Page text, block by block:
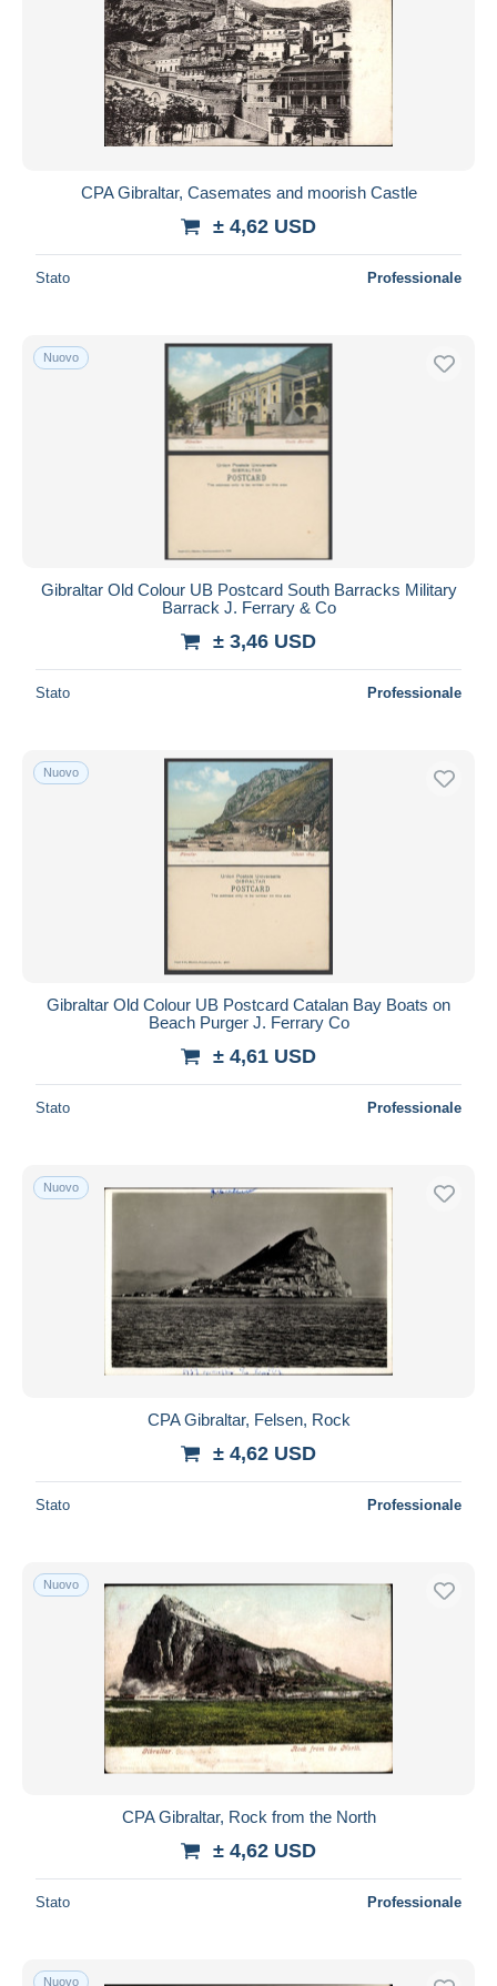
CPA Gibraltar, Casemates and moorish Castle
± 4,62 USD
Stato Professionale
Nuovo
Gibraltar Old Colour UB Postcard South Barracks Military
Barrack J. Ferrary & Co
± 3,46 USD
Stato Professionale
Nuovo
Gibraltar Old Colour UB Postcard Catalan Bay Boats on
Beach Purger J. Ferrary Co
± 4,61 USD
Stato Professionale
Nuovo
CPA Gibraltar, Felsen, Rock
± 4,62 USD
Stato Professionale
Nuovo
CPA Gibraltar, Rock from the North
± 4,62 USD
Stato Professionale
Nuovo